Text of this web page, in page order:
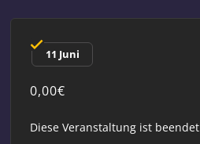
11 Juni
0,00€
Diese Veranstaltung ist beendet